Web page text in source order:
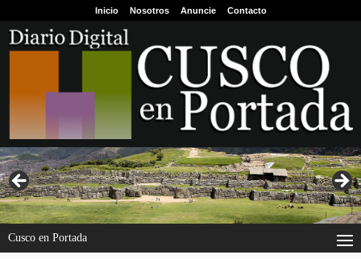
Inicio Nosotros Anuncie Contacto
Cusco en Portada